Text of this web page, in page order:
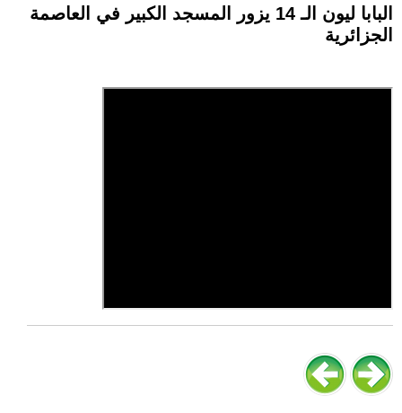
البابا ليون الـ 14 يزور المسجد الكبير في العاصمة
الجزائرية